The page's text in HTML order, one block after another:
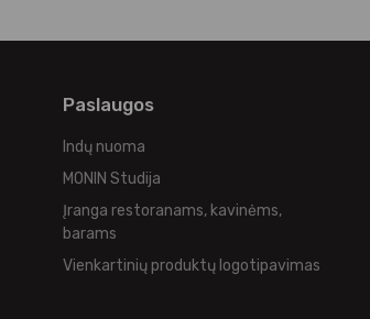
Paslaugos
Indų nuoma
MONIN Studija
Įranga restoranams, kavinėms,
barams
Vienkartinių produktų logotipavimas